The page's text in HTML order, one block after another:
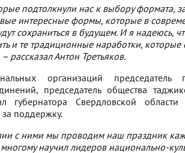
подтолкнули нас к выбору формата,
интересные формы, которые в
сохраниться в будущем. И я надеюсь,
и те традиционные наработки, которые
Антон Третьяков.
организаций председатель
председатель общества
губернатора Свердловской
за поддержку.
с ними мы проводим наш праздник
научил лидеров национально-